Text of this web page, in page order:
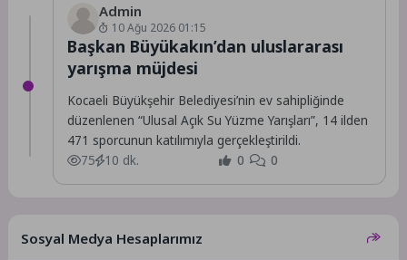
Admin
10 Ağu 2026 01:15
Başkan Büyükakın’dan uluslararası
yarışma müjdesi
Kocaeli Büyükşehir Belediyesi’nin ev sahipliğinde
düzenlenen “Ulusal Açık Su Yüzme Yarışları”, 14 ilden
471 sporcunun katılımıyla gerçekleştirildi.
75
10 dk. 0 0
Sosyal Medya Hesaplarımız